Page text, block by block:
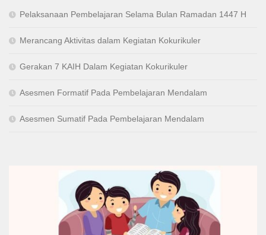
Pelaksanaan Pembelajaran Selama Bulan Ramadan 1447 H
Merancang Aktivitas dalam Kegiatan Kokurikuler
Gerakan 7 KAIH Dalam Kegiatan Kokurikuler
Asesmen Formatif Pada Pembelajaran Mendalam
Asesmen Sumatif Pada Pembelajaran Mendalam